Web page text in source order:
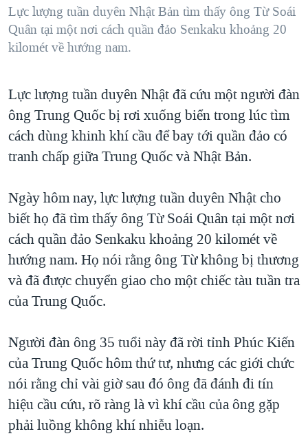
SỨC KHOẺ
VĂN HOÁ
GIÁO DỤC
NGÀY TỊ NẠN THẾ GIỚI
TRỊNH VĨNH BÌNH - NGƯỜI HẠ 'BÊN THẮNG CUỘC'
GROUND ZERO – XƯA VÀ NAY
CÁC GIÁ TRỊ CỘNG HÒA Ở VIỆT NAM
THƯỢNG ĐỈNH TRUMP-KIM TẠI VIỆT NAM
TRỊNH VĨNH BÌNH VS. CHÍNH PHỦ VIỆT NAM
BÊN KIA QUỐC LỘ: TIẾNG VỌNG TỪ NÔNG THÔN MỸ
QUAN HỆ VIỆT MỸ
Ngôn ngữ khác
Lực lượng tuần duyên Nhật Bản tìm thấy ông Từ Soái
Quân tại một nơi cách quần đảo Senkaku khoảng 20
kilomét về hướng nam.
Lực lượng tuần duyên Nhật đã cứu một người đàn
ông Trung Quốc bị rơi xuống biển trong lúc tìm
cách dùng khinh khí cầu để bay tới quần đảo có
tranh chấp giữa Trung Quốc và Nhật Bản.
Ngày hôm nay, lực lượng tuần duyên Nhật cho
biết họ đã tìm thấy ông Từ Soái Quân tại một nơi
cách quần đảo Senkaku khoảng 20 kilomét về
hướng nam. Họ nói rằng ông Từ không bị thương
và đã được chuyển giao cho một chiếc tàu tuần tra
của Trung Quốc.
Người đàn ông 35 tuổi này đã rời tỉnh Phúc Kiến
của Trung Quốc hôm thứ tư, nhưng các giới chức
nói rằng chỉ vài giờ sau đó ông đã đánh đi tín
hiệu cầu cứu, rõ ràng là vì khí cầu của ông gặp
phải luồng không khí nhiễu loạn.